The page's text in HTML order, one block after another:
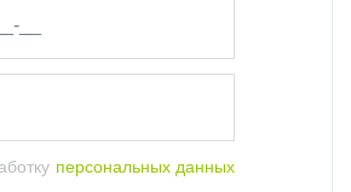
персональных данных